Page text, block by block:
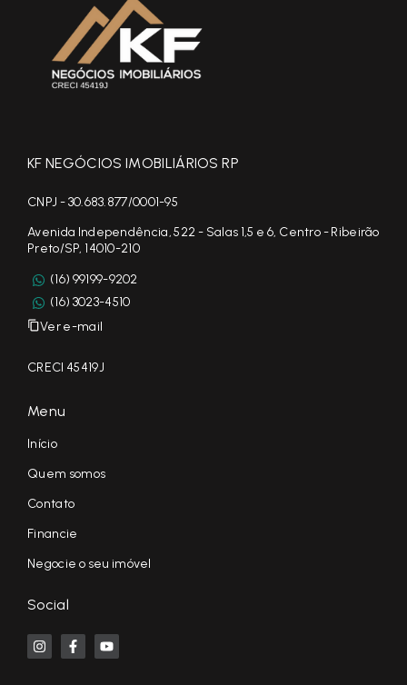
KF NEGÓCIOS IMOBILIÁRIOS RP
CNPJ - 30.683.877/0001-95
Avenida Independência, 522 - Salas 1,5 e 6, Centro - Ribeirão
Preto/SP, 14010-210
(16) 99199-9202
(16) 3023-4510
Ver e-mail
CRECI 45419J
Menu
Início
Quem somos
Contato
Financie
Negocie o seu imóvel
Social